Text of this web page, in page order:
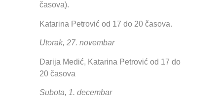
časova).
Katarina Petrović od 17 do 20 časova.
Utorak, 27. novembar
Darija Medić, Katarina Petrović od 17 do
20 časova
Subota, 1. decembar